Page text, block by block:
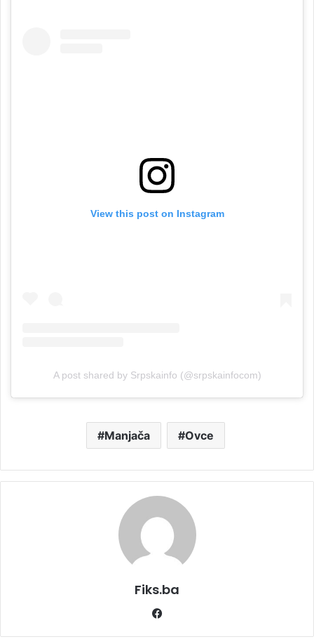
View this post on Instagram
A post shared by Srpskainfo (@srpskainfocom)
Manjača Ovce
Fiks.ba